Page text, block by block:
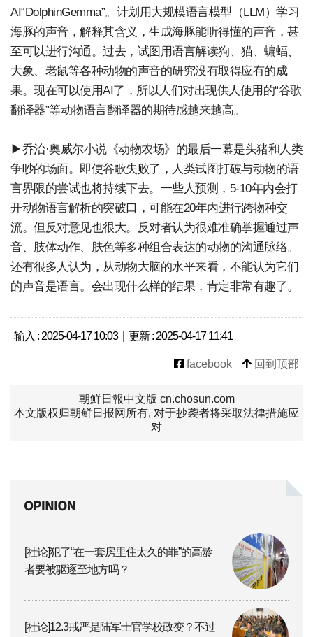
AI“DolphinGemma”。计划用大规模语言模型（LLM）学习
海豚的声音，解释其含义，生成海豚能听得懂的声音，甚
至可以进行沟通。过去，试图用语言解读狗、猫、蝙蝠、
大象、老鼠等各种动物的声音的研究没有取得应有的成
果。现在可以使用AI了，所以人们对出现供人使用的“谷歌
翻译器”等动物语言翻译器的期待感越来越高。
▶乔治·奥威尔小说《动物农场》的最后一幕是头猪和人类
争吵的场面。即使谷歌失败了，人类试图打破与动物的语
言界限的尝试也将持续下去。一些人预测，5-10年内会打
开动物语言解析的突破口，可能在20年内进行跨物种交
流。但反对意见也很大。反对者认为很难准确掌握通过声
音、肢体动作、肤色等多种组合表达的动物的沟通脉络。
还有很多人认为，从动物大脑的水平来看，不能认为它们
的声音是语言。会出现什么样的结果，肯定非常有趣了。
输入 : 2025-04-17 10:03 | 更新 : 2025-04-17 11:41
facebook 回到顶部
朝鮮日報中文版 cn.chosun.com
本文版权归朝鲜日报网所有, 对于抄袭者将采取法律措施应
对
[社论]犯了“在一套房里住太久的罪”的高龄
者要被驱逐至地方吗？
[社论]12.3戒严是陆军士官学校政变？不过